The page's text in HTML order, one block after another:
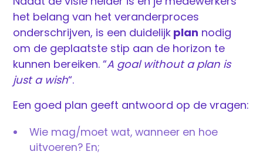
het belang van het veranderproces
onderschrijven, is een duidelijk plan nodig
om de geplaatste stip aan de horizon te
kunnen bereiken. “A goal without a plan is
just a wish“.
Een goed plan geeft antwoord op de vragen:
Wie mag/moet wat, wanneer en hoe
uitvoeren? En;